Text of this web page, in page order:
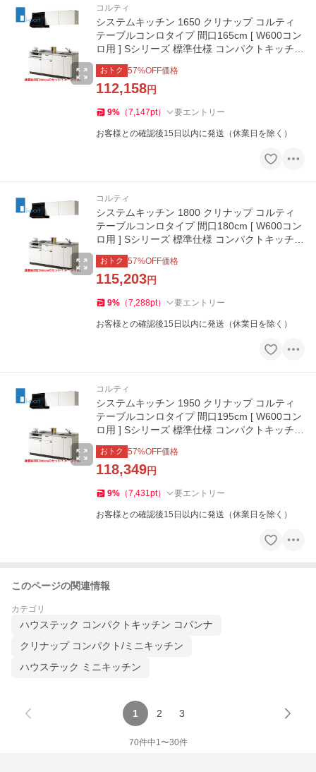
コルティ
システムキッチン 1650 クリナップ コルティ
テーブルコンロタイプ 間口165cm [ W600コン
ロ用 ] Sシリーズ 標準仕様 コンパクトキッチン
W1650
おトク 57%OFF価格
112,158円
9% （7,147pt） 要エントリー
お客様との確認後15日以内に発送（休業日を除く）
コルティ
システムキッチン 1800 クリナップ コルティ
テーブルコンロタイプ 間口180cm [ W600コン
ロ用 ] Sシリーズ 標準仕様 コンパクトキッチン
W1800
おトク 57%OFF価格
115,203円
9% （7,288pt） 要エントリー
お客様との確認後15日以内に発送（休業日を除く）
コルティ
システムキッチン 1950 クリナップ コルティ
テーブルコンロタイプ 間口195cm [ W600コン
ロ用 ] Sシリーズ 標準仕様 コンパクトキッチン
W1950
おトク 57%OFF価格
118,349円
9% （7,431pt） 要エントリー
お客様との確認後15日以内に発送（休業日を除く）
このページの関連情報
カテゴリ
ハウステック コンパクトキッチン コパンナ
クリナップ コンパクト/ミニキッチン
ハウステック ミニキッチン
1 2 3
70件中1〜30件